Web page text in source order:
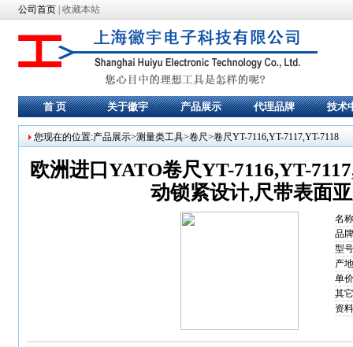
公司首页| 收藏本站
首 页 关于徽宇 产品展示 代理品牌 技术
您现在的位置:产品展示>测量类工具>卷尺>卷尺YT-7116,YT-7117,YT-7118
欧洲进口 YATO卷尺YT-7116,YT-
动锁紧设计,尺带表面
名
品
型
产
单
其
资